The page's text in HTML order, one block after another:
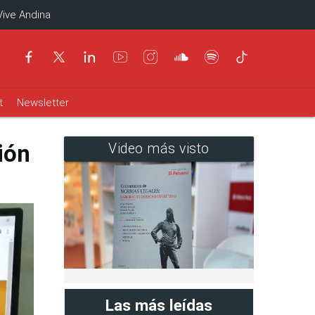
Andina
Newsletter
Video más visto
Las más leídas